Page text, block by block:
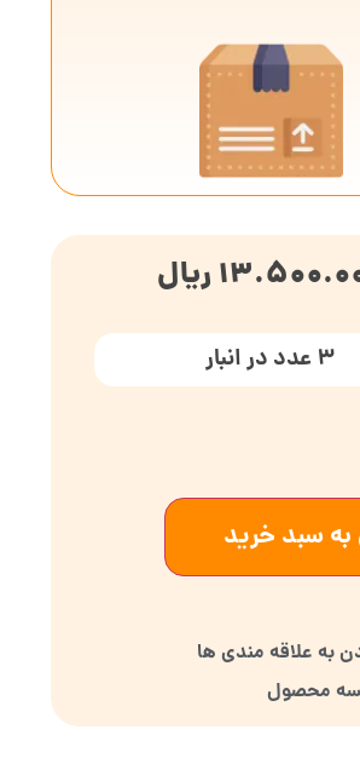
ریال
3 عدد در انبار
به سبد خرید
به علاقه مندی ها
محصول